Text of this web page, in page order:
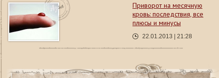
Приворот на месячную
кровь: последствия, все
плюсы и минусы
22.01.2013 | 21:28